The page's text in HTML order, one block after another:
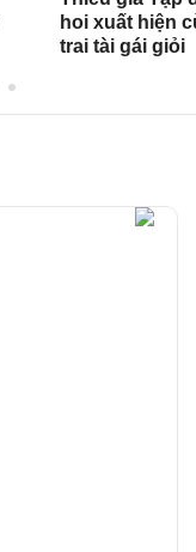
hoi xuất hiện
trai tài gái giỏi